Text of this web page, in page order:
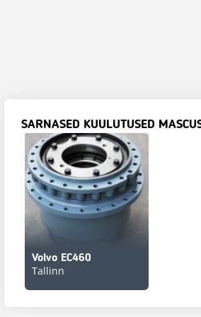
SARNASED KUULUTUSED
Volvo EC460
Tallinn